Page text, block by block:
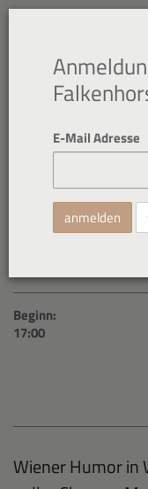
23. Aug. 2026
Beginn:
17:00
Wiener Humor in
E-Mail Adresse